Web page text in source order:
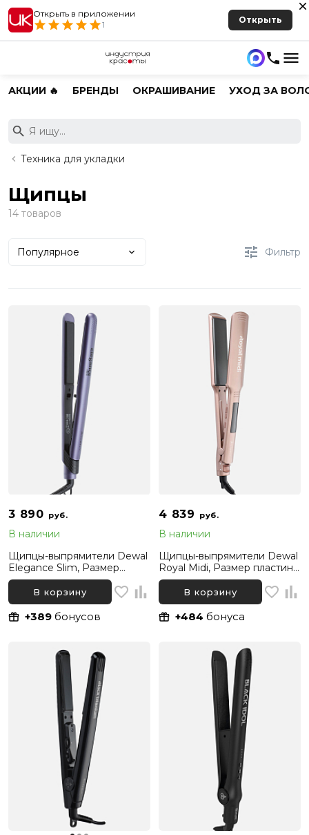
Открыть в приложении
1
Открыть
АКЦИИ 🔥 БРЕНДЫ ОКРАШИВАНИЕ УХОД ЗА
Техника для укладки
Щипцы
14 товаров
Популярное Фильтр
3 890 руб.
В наличии
Щипцы-выпрямители Dewal
Elegance Slim, Размер
пластин 25-110 мм
В корзину
+389 бонусов
4 839 руб.
В наличии
Щипцы-выпрямители Dewal
Royal Midi, Размер пластин
43-120 мм
В корзину
+484 бонуса